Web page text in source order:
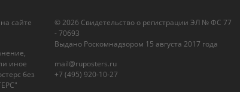
сайте
иное
без
© 2026 Cвидетельство о регистрации ЭЛ № ФС 77
- 70693
Выдано Роскомнадзором 15 августа 2017 года
mail@ruposters.ru
+7 (495) 920-10-27